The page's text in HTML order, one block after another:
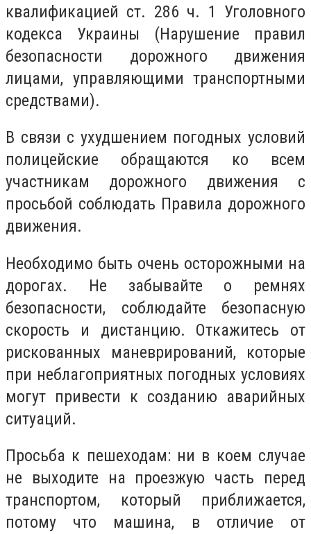
квалификацией ст. 286 ч. 1 Уголовного
кодекса Украины (Нарушение правил
безопасности дорожного движения
лицами, управляющими транспортными
средствами).
В связи с ухудшением погодных условий
полицейские обращаются ко всем
участникам дорожного движения с
просьбой соблюдать Правила дорожного
движения.
Необходимо быть очень осторожными на
дорогах. Не забывайте о ремнях
безопасности, соблюдайте безопасную
скорость и дистанцию. Откажитесь от
рискованных маневрирований, которые
при неблагоприятных погодных условиях
могут привести к созданию аварийных
ситуаций.
Просьба к пешеходам: ни в коем случае
не выходите на проезжую часть перед
транспортом, который приближается,
потому что машина, в отличие от